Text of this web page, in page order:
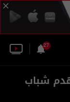
27
شباب